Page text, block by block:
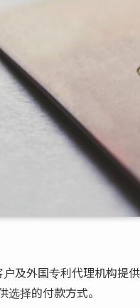
及外国专利代理机构提
择的付款方式。